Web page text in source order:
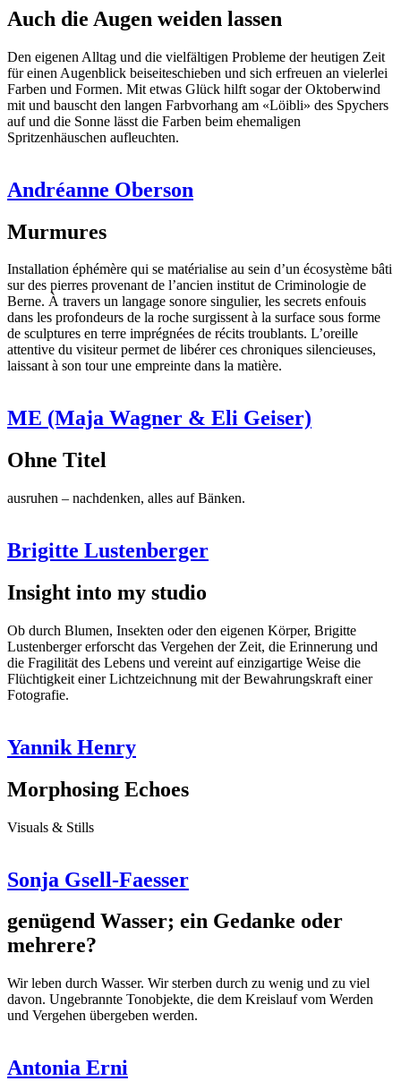
Auch die Augen weiden lassen
Den eigenen Alltag und die vielfältigen Probleme der heutigen Zeit
für einen Augenblick beiseiteschieben und sich erfreuen an vielerlei
Farben und Formen. Mit etwas Glück hilft sogar der Oktoberwind
mit und bauscht den langen Farbvorhang am «Löibli» des Spychers
auf und die Sonne lässt die Farben beim ehemaligen
Spritzenhäuschen aufleuchten.
Andréanne Oberson
Murmures
Installation éphémère qui se matérialise au sein d’un écosystème bâti
sur des pierres provenant de l’ancien institut de Criminologie de
Berne. À travers un langage sonore singulier, les secrets enfouis
dans les profondeurs de la roche surgissent à la surface sous forme
de sculptures en terre imprégnées de récits troublants. L’oreille
attentive du visiteur permet de libérer ces chroniques silencieuses,
laissant à son tour une empreinte dans la matière.
ME (Maja Wagner & Eli Geiser)
Ohne Titel
ausruhen – nachdenken, alles auf Bänken.
Brigitte Lustenberger
Insight into my studio
Ob durch Blumen, Insekten oder den eigenen Körper, Brigitte
Lustenberger erforscht das Vergehen der Zeit, die Erinnerung und
die Fragilität des Lebens und vereint auf einzigartige Weise die
Flüchtigkeit einer Lichtzeichnung mit der Bewahrungskraft einer
Fotografie.
Yannik Henry
Morphosing Echoes
Visuals & Stills
Sonja Gsell-Faesser
genügend Wasser; ein Gedanke oder
mehrere?
Wir leben durch Wasser. Wir sterben durch zu wenig und zu viel
davon. Ungebrannte Tonobjekte, die dem Kreislauf vom Werden
und Vergehen übergeben werden.
Antonia Erni